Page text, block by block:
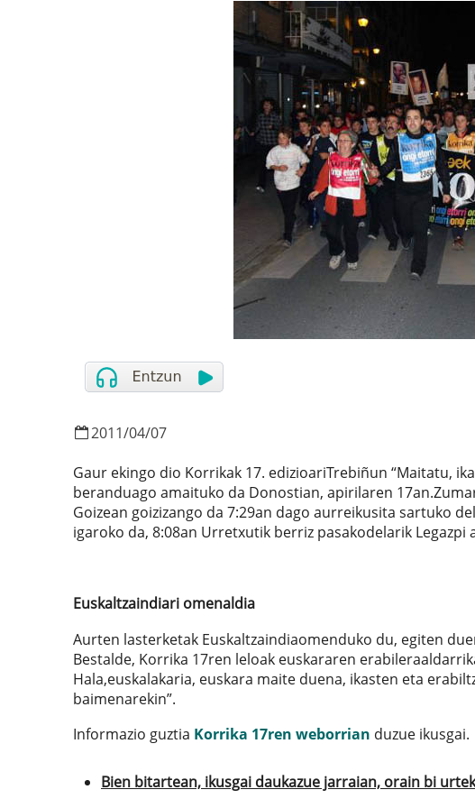
2011/04/07
Gaur ekingo dio Korrikak 17. edizioariTrebiñun “Maitatu,
beranduago amaituko da Donostian, apirilaren
Goizean goizizango da 7:29an dago aurreikusita sartuko
igaroko da, 8:08an Urretxutik berriz pasakodelarik Legazpi
Euskaltzaindiari omenaldia
Aurten lasterketak Euskaltzaindiaomenduko du, egiten
Bestalde, Korrika 17ren leloak euskararen
Hala,euskalakaria, euskara maite duena, ikasten eta
baimenarekin”.
Informazio guztia Korrika 17ren weborrian duzue ikusgai.
Bien bitartean, ikusgai daukazue jarraian, orain bi